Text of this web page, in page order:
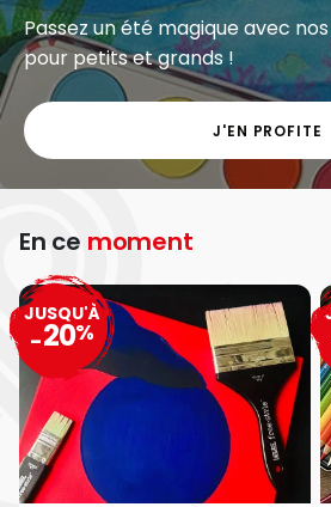
Passez un été magique avec
pour petits et grands !
J'EN PROFITE
En ce moment
JUSQU'À
-20%